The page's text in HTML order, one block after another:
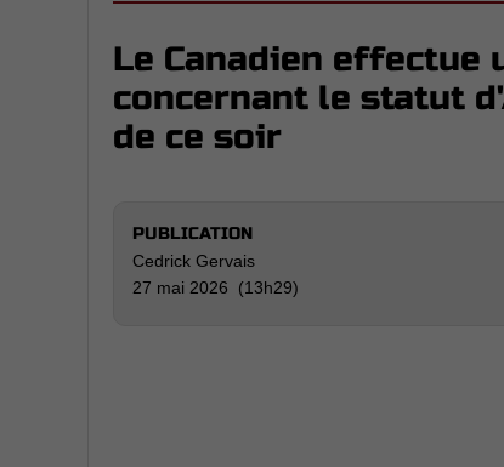
Le Canadien effectue
concernant le statut
de ce soir
PUBLICATION
Cedrick Gervais
27 mai 2026 (13h29)